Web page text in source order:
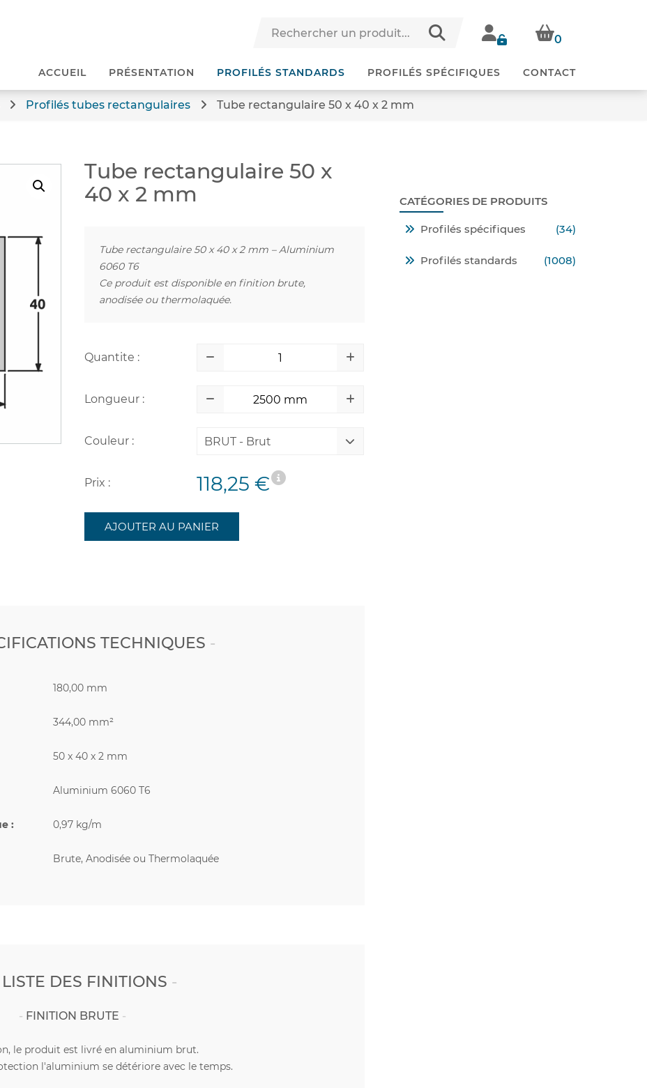
0
ACCUEIL PRÉSENTATION PROFILÉS STANDARDS PROFILÉS SPÉCIFIQUES CONTACT
Profilés tubes rectangulaires Tube rectangulaire 50 x 40 x 2 mm
Tube rectangulaire 50 x
40 x 2 mm
Tube rectangulaire 50 x 40 x 2 mm – Aluminium
6060 T6
Ce produit est disponible en finition brute,
anodisée ou thermolaquée.
Quantite :
Longueur :
Couleur : BRUT - Brut
Prix : 118,25 €
AJOUTER AU PANIER
TECHNIQUES
180,00 mm
344,00 mm²
50 x 40 x 2 mm
Aluminium 6060 T6
: 0,97 kg/m
Brute, Anodisée ou Thermolaquée
LISTE DES FINITIONS
FINITION BRUTE
le produit est livré en aluminium brut.
l'aluminium se détériore avec le temps.
CATÉGORIES DE PRODUITS
Profilés spécifiques (34)
Profilés standards (1008)